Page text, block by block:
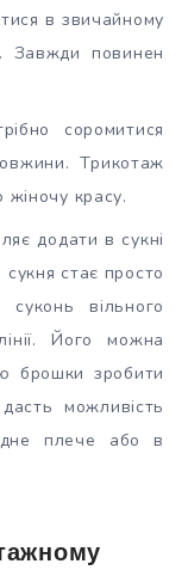
в звичайному
Завжди повинен
соромитися
Трикотаж
красу.
додати в сукні
стає просто
суконь вільного
Його можна
брошки зробити
можливість
плече або в